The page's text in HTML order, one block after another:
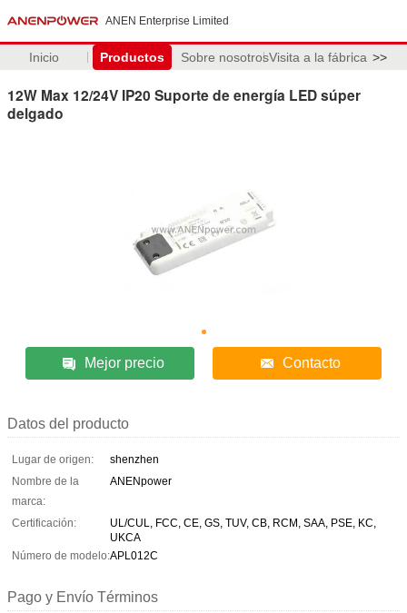
ANEN Enterprise Limited
Inicio Productos Sobre nosotrosVisita a la fábrica >>
12W Max 12/24V IP20 Suporte de energía LED súper
delgado
Mejor precio Contacto
Datos del producto
Lugar de origen:
shenzhen
Nombre de la
marca:
ANENpower
Certificación:
UL/CUL, FCC, CE, GS, TUV, CB, RCM, SAA, PSE, KC,
UKCA
Número de modelo:APL012C
Pago y Envío Términos